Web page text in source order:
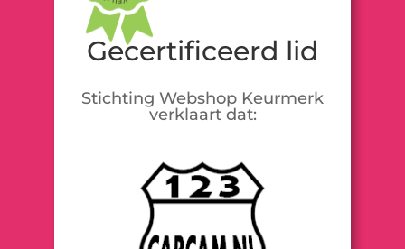
Gecertificeerd lid
Stichting Webshop Keurmerk
verklaart dat: